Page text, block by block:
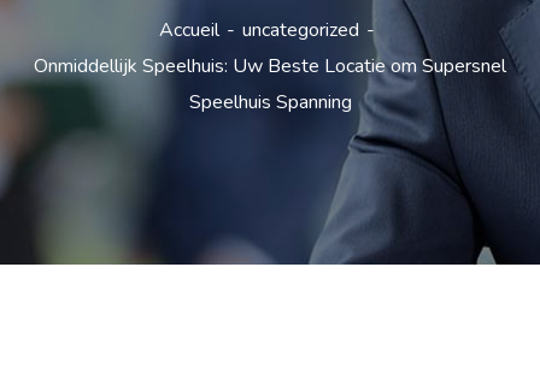
Accueil
uncategorized
Onmiddellijk Speelhuis: Uw Beste Locatie om Supersnel
Speelhuis Spanning